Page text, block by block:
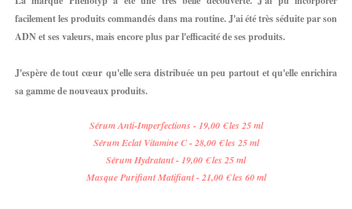
facilement les produits commandés dans ma routine. J'ai été très séduite par son
ADN et ses valeurs, mais encore plus par l'efficacité de ses produits.
J'espère de tout cœur qu'elle sera distribuée un peu partout et qu'elle enrichira
sa gamme de nouveaux produits.
Sérum Anti-Imperfections - 19,00 € les 25 ml
Sérum Eclat Vitamine C - 28,00 € les 25 ml
Sérum Hydratant - 19,00 € les 25 ml
Masque Purifiant Matifiant - 21,00 € les 60 ml